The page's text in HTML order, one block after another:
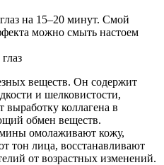
на 15–20 минут. Смой
можно смыть настоем
веществ. Он содержит
и шелковистости,
выработку коллагена в
обмен веществ.
омолаживают кожу,
тон лица, восстанавливают
от возрастных изменений.